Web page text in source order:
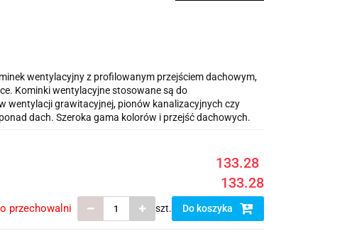
wentylacyjny z profilowanym przejściem dachowym,
Kominki wentylacyjne stosowane są do
wentylacji grawitacyjnej, pionów kanalizacyjnych czy
dach. Szeroka gama kolorów i przejść dachowych.
133.28
133.28
szt. Do koszyka
przechowalni